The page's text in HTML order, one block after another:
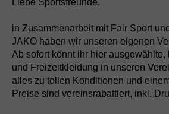
Liebe Sportsfreunde,
in Zusammenarbeit mit Fair Sport
JAKO haben wir unseren eigenen
Ab sofort könnt ihr hier ausgewählte,
und Freizeitkleidung in unseren
alles zu tollen Konditionen und
Preise sind vereinsrabattiert, inkl.